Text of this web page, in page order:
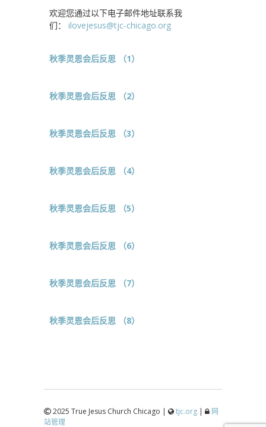
欢迎您通过以下电子邮件地址联系我
们： ilovejesus@tjc-chicago.org
秋季灵恩会后反思 （1）
秋季灵恩会后反思 （2）
秋季灵恩会后反思 （3）
秋季灵恩会后反思 （4）
秋季灵恩会后反思 （5）
秋季灵恩会后反思 （6）
秋季灵恩会后反思 （7）
秋季灵恩会后反思 （8）
2025 True Jesus Church Chicago | tjc.org|
网
站管理